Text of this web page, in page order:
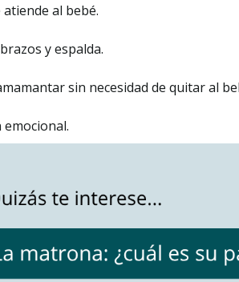
al bebé.
y espalda.
sin necesidad de quitar al